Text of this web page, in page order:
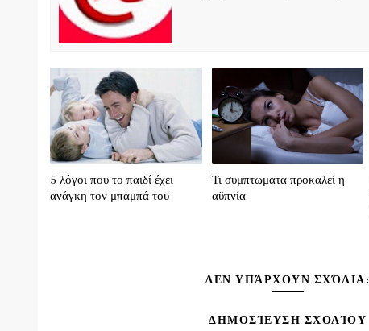
5 λόγοι που το παιδί έχει
ανάγκη τον μπαμπά του
Τι συμπτωματα προκαλεί η
αϋπνία
ΔΕΝ ΥΠΆΡΧΟΥΝ ΣΧΌΛΙΑ:
ΔΗΜΟΣΊΕΥΣΗ ΣΧΟΛΊΟΥ